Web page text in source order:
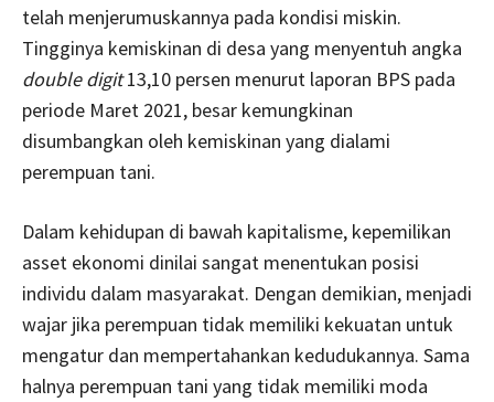
telah menjerumuskannya pada kondisi miskin.
Tingginya kemiskinan di desa yang menyentuh angka
double digit13,10 persen menurut laporan BPS pada
periode Maret 2021, besar kemungkinan
disumbangkan oleh kemiskinan yang dialami
perempuan tani.
Dalam kehidupan di bawah kapitalisme, kepemilikan
asset ekonomi dinilai sangat menentukan posisi
individu dalam masyarakat. Dengan demikian, menjadi
wajar jika perempuan tidak memiliki kekuatan untuk
mengatur dan mempertahankan kedudukannya. Sama
halnya perempuan tani yang tidak memiliki moda